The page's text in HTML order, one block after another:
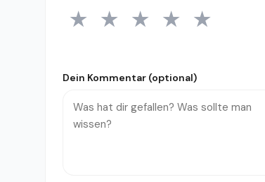
1 Stern
★ 2 Sterne
★ 3 Sterne
★ 4 Sterne
★ 5 Sterne
★
Dein Kommentar (optional)